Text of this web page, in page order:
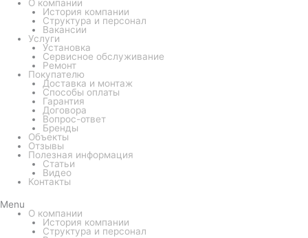
О компании
История компании
Структура и персонал
Вакансии
Услуги
Установка
Сервисное обслуживание
Ремонт
Покупателю
Доставка и монтаж
Способы оплаты
Гарантия
Договора
Вопрос-ответ
Бренды
Объекты
Отзывы
Полезная информация
Статьи
Видео
Контакты
Menu
О компании
История компании
Структура и персонал